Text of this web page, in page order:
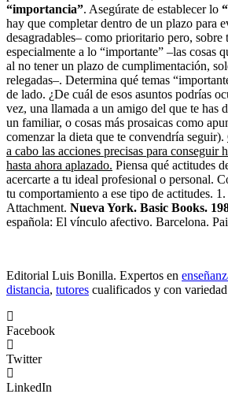
“importancia”. Asegúrate de establecer lo
hay que completar dentro de un plazo para
desagradables– como prioritario pero, sobre
especialmente a lo “importante” –las cosas
al no tener un plazo de cumplimentación,
relegadas–. Determina qué temas
de lado. ¿De cuál de esos asuntos podrías
vez, una llamada a un amigo del que te has
un familiar, o cosas más prosaicas como
comenzar la dieta que te convendría seguir).
a cabo las acciones precisas para conseguir
hasta ahora aplazado. Piensa qué actitudes
acercarte a tu ideal profesional o personal.
tu comportamiento a ese tipo de actitudes.
Attachment. Nueva York. Basic Books.
española: El vínculo afectivo. Barcelona.
Editorial Luis Bonilla. Expertos en
distancia, tutores cualificados y con
Facebook
Twitter
LinkedIn